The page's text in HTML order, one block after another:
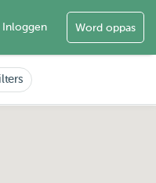
Inloggen Word oppas